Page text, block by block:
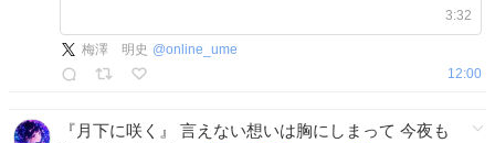
3:32
梅澤 明史 @online_ume
12:00
『月下に咲く』 言えない想いは胸にしまって 今夜も